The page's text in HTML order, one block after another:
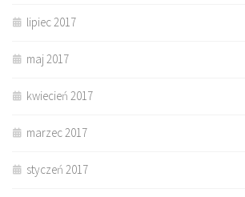
lipiec 2017
maj 2017
kwiecień 2017
marzec 2017
styczeń 2017